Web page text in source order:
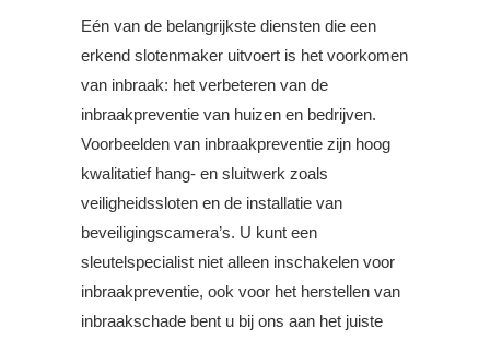
Eén van de belangrijkste diensten die een
erkend slotenmaker uitvoert is het voorkomen
van inbraak: het verbeteren van de
inbraakpreventie van huizen en bedrijven.
Voorbeelden van inbraakpreventie zijn hoog
kwalitatief hang- en sluitwerk zoals
veiligheidssloten en de installatie van
beveiligingscamera’s. U kunt een
sleutelspecialist niet alleen inschakelen voor
inbraakpreventie, ook voor het herstellen van
inbraakschade bent u bij ons aan het juiste